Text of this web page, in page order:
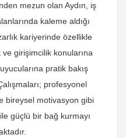
mezun olan Aydın, iş
kaleme aldığı
kariyerinde özellikle
girişimcilik konularına
pratik bakış
profesyonel
bireysel motivasyon gibi
güçlü bir bağ kurmayı